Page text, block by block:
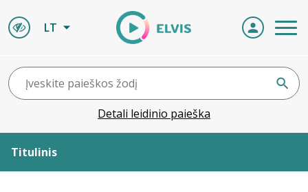
LT
Detali leidinio paieška
Titulinis